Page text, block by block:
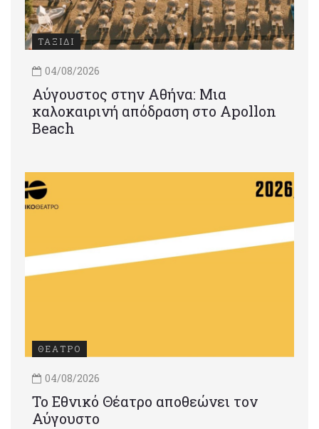
ΤΑΞΙΔΙ
04/08/2026
Αύγουστος στην Αθήνα: Μια
καλοκαιρινή απόδραση στο Apollon
Beach
ΘΕΑΤΡΟ
04/08/2026
Το Εθνικό Θέατρο αποθεώνει τον
Αύγουστο